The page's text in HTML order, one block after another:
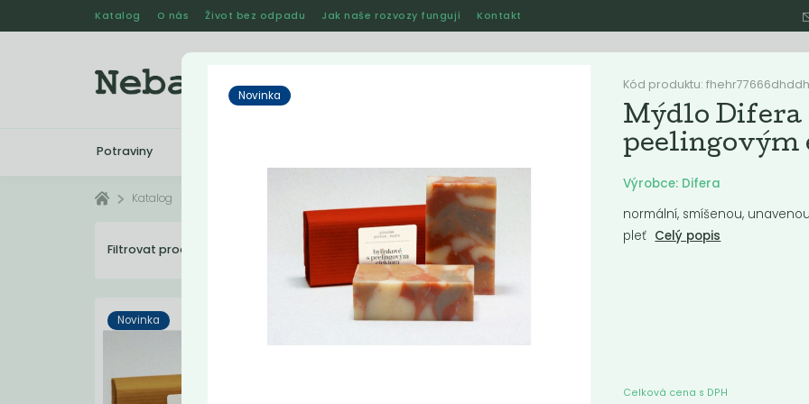
Katalog O nás Život bez odpadu Jak naše rozvozy fungují Kontakt
Potraviny Jak naše rozvozy
Katalog
Filtrovat produkty Doporučené Nejlevnější
Novinka Novinka
Novinka
Kód produktu:
Mýdlo Difera
peelingovým
Výrobce: Difera
normální, smíšenou,
pleť Celý popis
Celková cena s DPH